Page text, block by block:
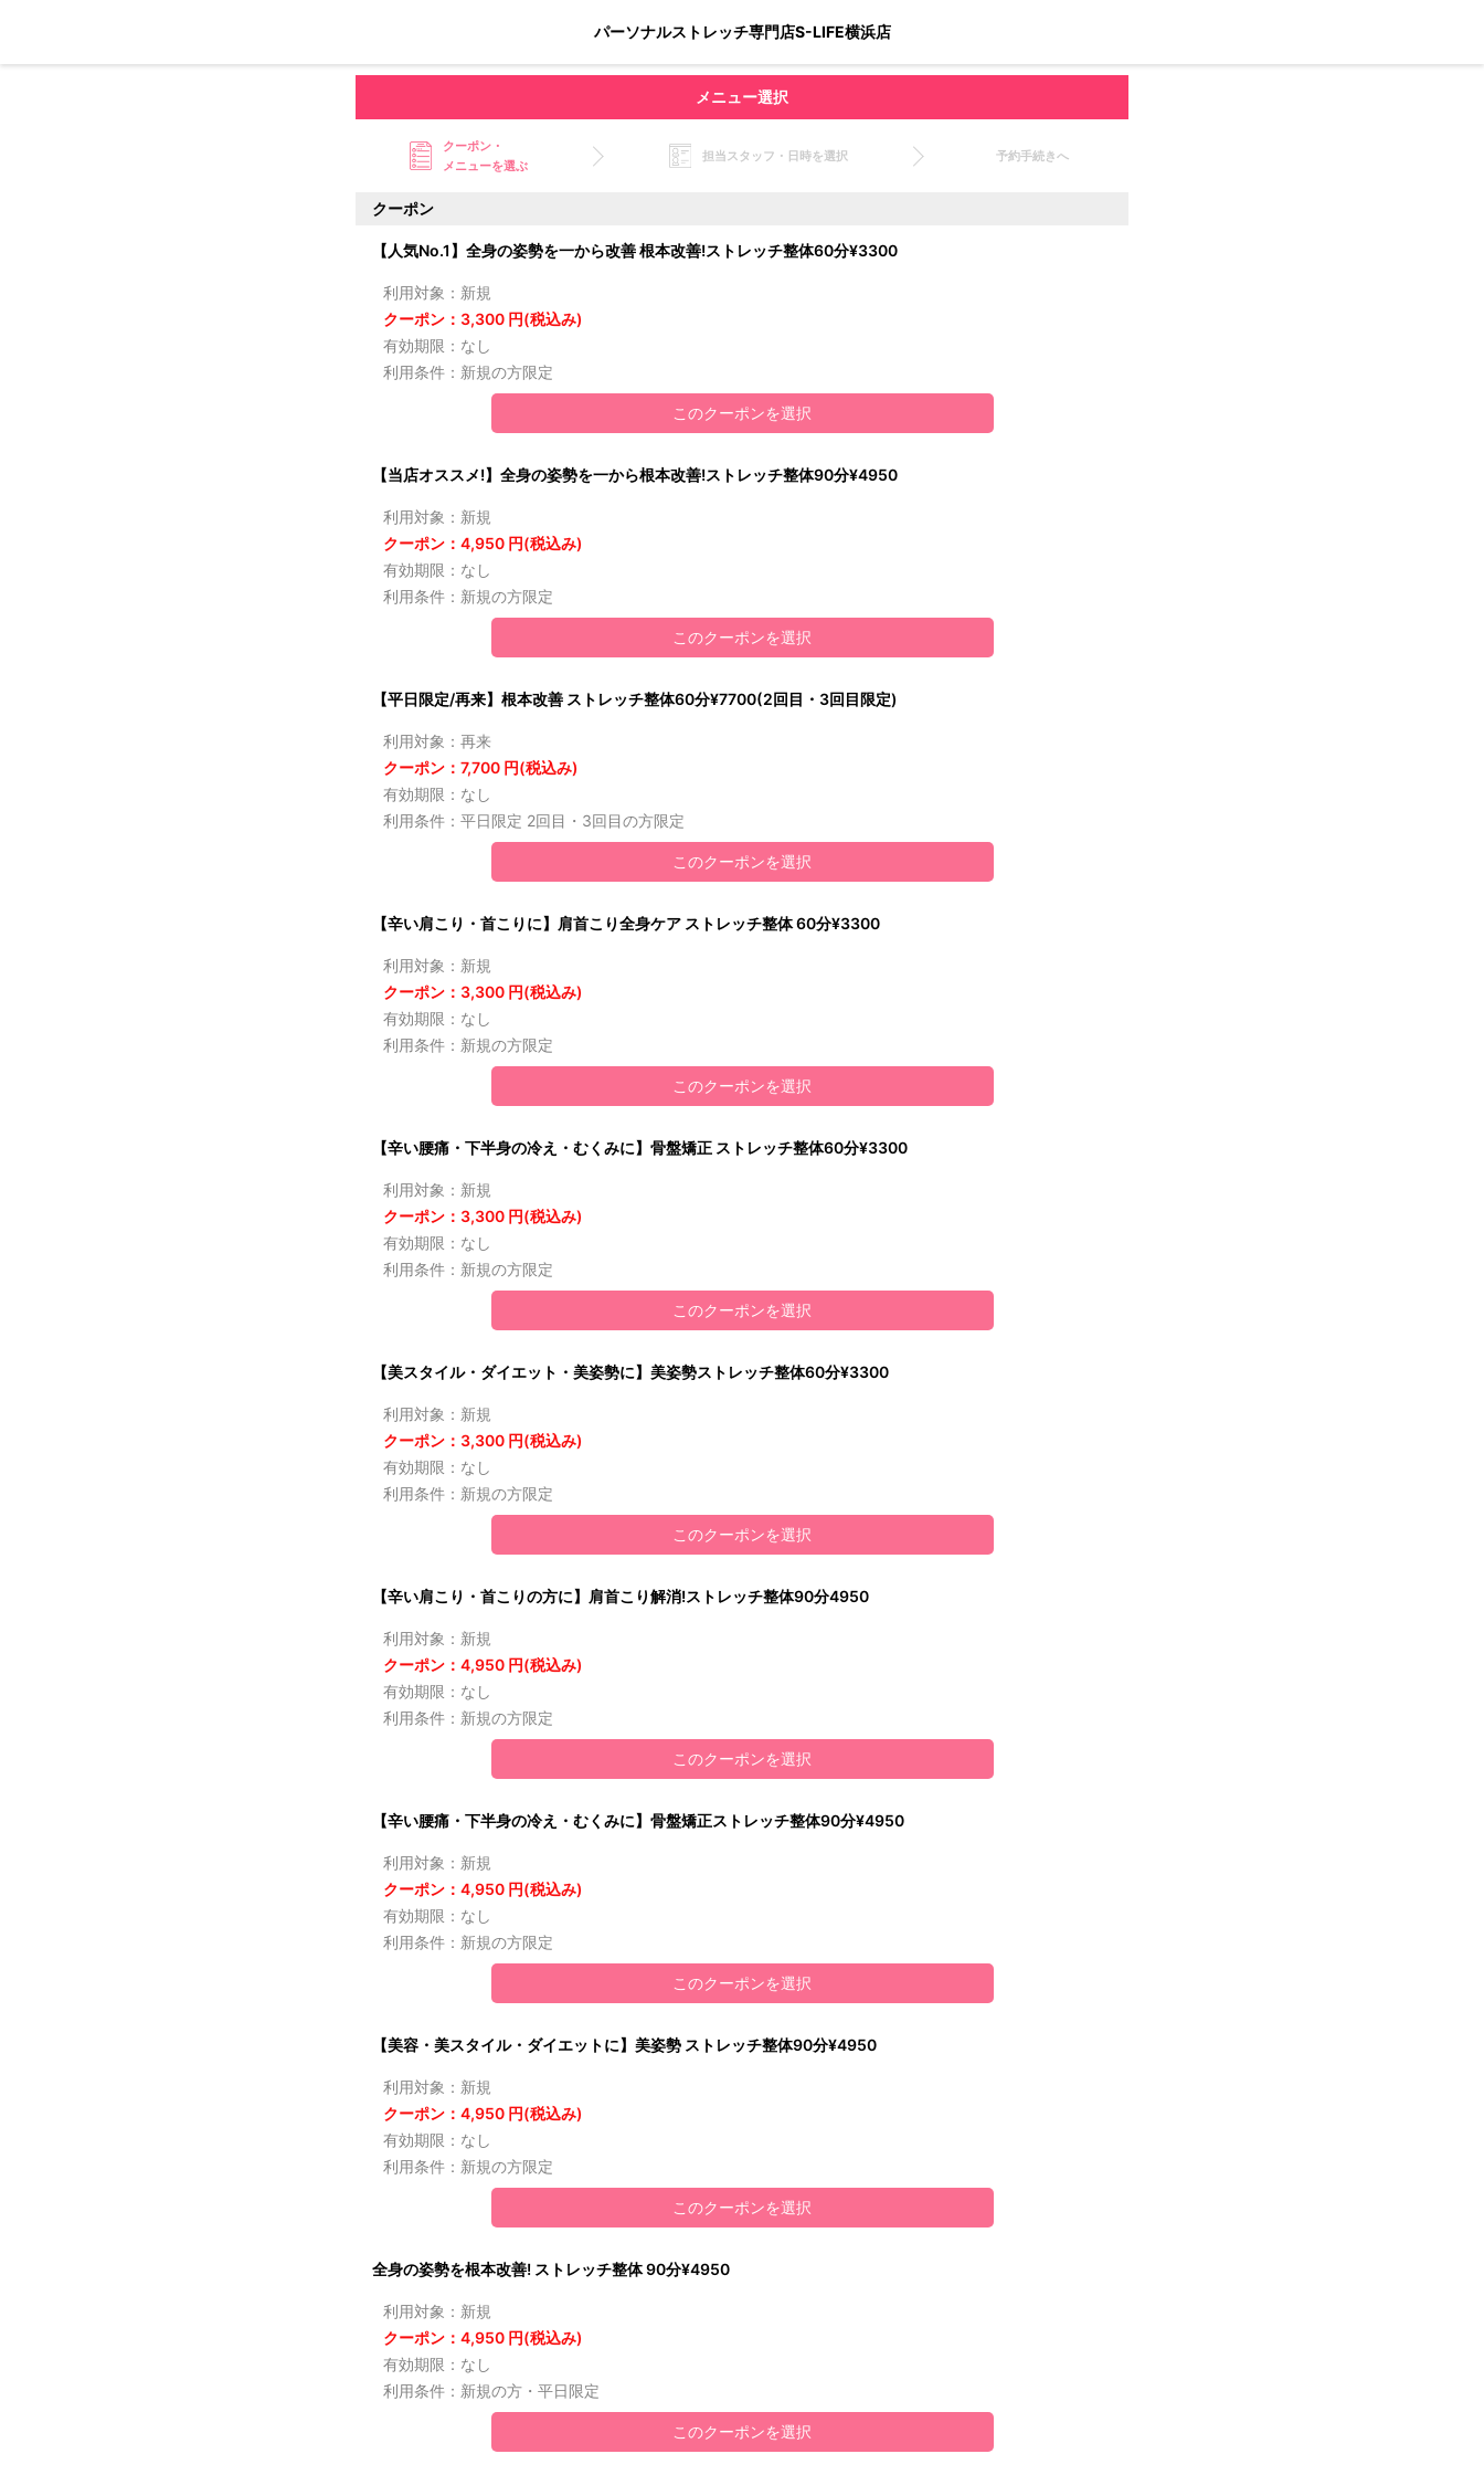
パーソナルストレッチ専門店S-LIFE横浜店
メニュー選択
クーポン・
メニューを選ぶ
担当スタッフ・日時を選択 予約手続きへ
クーポン
【人気No.1】全身の姿勢を一から改善 根本改善!ストレッチ整体60分¥3300
利用対象：新規
クーポン：3,300 円(税込み)
有効期限：なし
利用条件：新規の方限定
このクーポンを選択
【当店オススメ!】全身の姿勢を一から根本改善!ストレッチ整体90分¥4950
利用対象：新規
クーポン：4,950 円(税込み)
有効期限：なし
利用条件：新規の方限定
このクーポンを選択
【平日限定/再来】根本改善 ストレッチ整体60分¥7700(2回目・3回目限定)
利用対象：再来
クーポン：7,700 円(税込み)
有効期限：なし
利用条件：平日限定 2回目・3回目の方限定
このクーポンを選択
【辛い肩こり・首こりに】肩首こり全身ケア ストレッチ整体 60分¥3300
利用対象：新規
クーポン：3,300 円(税込み)
有効期限：なし
利用条件：新規の方限定
このクーポンを選択
【辛い腰痛・下半身の冷え・むくみに】骨盤矯正 ストレッチ整体60分¥3300
利用対象：新規
クーポン：3,300 円(税込み)
有効期限：なし
利用条件：新規の方限定
このクーポンを選択
【美スタイル・ダイエット・美姿勢に】美姿勢ストレッチ整体60分¥3300
利用対象：新規
クーポン：3,300 円(税込み)
有効期限：なし
利用条件：新規の方限定
このクーポンを選択
【辛い肩こり・首こりの方に】肩首こり解消!ストレッチ整体90分4950
利用対象：新規
クーポン：4,950 円(税込み)
有効期限：なし
利用条件：新規の方限定
このクーポンを選択
【辛い腰痛・下半身の冷え・むくみに】骨盤矯正ストレッチ整体90分¥4950
利用対象：新規
クーポン：4,950 円(税込み)
有効期限：なし
利用条件：新規の方限定
このクーポンを選択
【美容・美スタイル・ダイエットに】美姿勢 ストレッチ整体90分¥4950
利用対象：新規
クーポン：4,950 円(税込み)
有効期限：なし
利用条件：新規の方限定
このクーポンを選択
全身の姿勢を根本改善! ストレッチ整体 90分¥4950
利用対象：新規
クーポン：4,950 円(税込み)
有効期限：なし
利用条件：新規の方・平日限定
このクーポンを選択